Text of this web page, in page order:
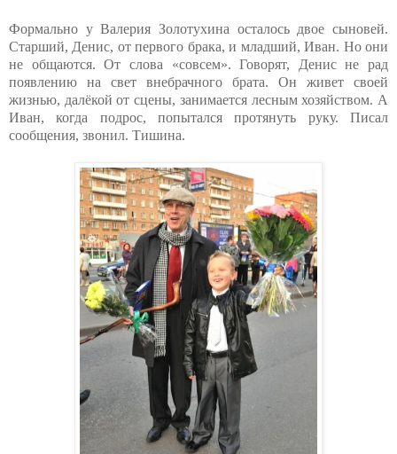
Формально у Валерия Золотухина осталось двое сыновей.
Старший, Денис, от первого брака, и младший, Иван. Но они
не общаются. От слова «совсем». Говорят, Денис не рад
появлению на свет внебрачного брата. Он живет своей
жизнью, далёкой от сцены, занимается лесным хозяйством. А
Иван, когда подрос, попытался протянуть руку. Писал
сообщения, звонил. Тишина.